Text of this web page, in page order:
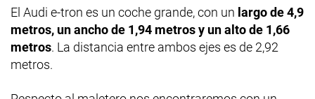
El Audi e-tron es un coche grande, con un largo de 4,9
metros, un ancho de 1,94 metros y un alto de 1,66
metros. La distancia entre ambos ejes es de 2,92
metros.